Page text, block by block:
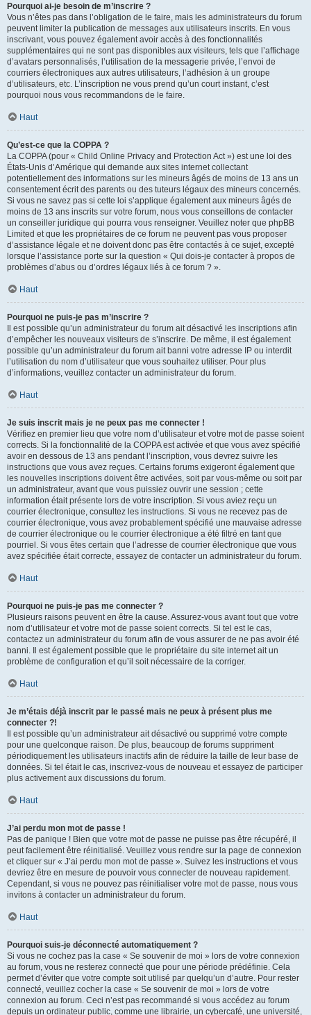
Pourquoi ai-je besoin de m’inscrire ?
Vous n’êtes pas dans l’obligation de le faire, mais les administrateurs du forum
peuvent limiter la publication de messages aux utilisateurs inscrits. En vous
inscrivant, vous pouvez également avoir accès à des fonctionnalités
supplémentaires qui ne sont pas disponibles aux visiteurs, tels que l’affichage
d’avatars personnalisés, l’utilisation de la messagerie privée, l’envoi de
courriers électroniques aux autres utilisateurs, l’adhésion à un groupe
d’utilisateurs, etc. L’inscription ne vous prend qu’un court instant, c’est
pourquoi nous vous recommandons de le faire.
Haut
Qu’est-ce que la COPPA ?
La COPPA (pour « Child Online Privacy and Protection Act ») est une loi des
États-Unis d’Amérique qui demande aux sites internet collectant
potentiellement des informations sur les mineurs âgés de moins de 13 ans un
consentement écrit des parents ou des tuteurs légaux des mineurs concernés.
Si vous ne savez pas si cette loi s’applique également aux mineurs âgés de
moins de 13 ans inscrits sur votre forum, nous vous conseillons de contacter
un conseiller juridique qui pourra vous renseigner. Veuillez noter que phpBB
Limited et que les propriétaires de ce forum ne peuvent pas vous proposer
d’assistance légale et ne doivent donc pas être contactés à ce sujet, excepté
lorsque l’assistance porte sur la question « Qui dois-je contacter à propos de
problèmes d’abus ou d’ordres légaux liés à ce forum ? ».
Haut
Pourquoi ne puis-je pas m’inscrire ?
Il est possible qu’un administrateur du forum ait désactivé les inscriptions afin
d’empêcher les nouveaux visiteurs de s’inscrire. De même, il est également
possible qu’un administrateur du forum ait banni votre adresse IP ou interdit
l’utilisation du nom d’utilisateur que vous souhaitez utiliser. Pour plus
d’informations, veuillez contacter un administrateur du forum.
Haut
Je suis inscrit mais je ne peux pas me connecter !
Vérifiez en premier lieu que votre nom d’utilisateur et votre mot de passe soient
corrects. Si la fonctionnalité de la COPPA est activée et que vous avez spécifié
avoir en dessous de 13 ans pendant l’inscription, vous devrez suivre les
instructions que vous avez reçues. Certains forums exigeront également que
les nouvelles inscriptions doivent être activées, soit par vous-même ou soit par
un administrateur, avant que vous puissiez ouvrir une session ; cette
information était présente lors de votre inscription. Si vous aviez reçu un
courrier électronique, consultez les instructions. Si vous ne recevez pas de
courrier électronique, vous avez probablement spécifié une mauvaise adresse
de courrier électronique ou le courrier électronique a été filtré en tant que
pourriel. Si vous êtes certain que l’adresse de courrier électronique que vous
avez spécifiée était correcte, essayez de contacter un administrateur du forum.
Haut
Pourquoi ne puis-je pas me connecter ?
Plusieurs raisons peuvent en être la cause. Assurez-vous avant tout que votre
nom d’utilisateur et votre mot de passe soient corrects. Si tel est le cas,
contactez un administrateur du forum afin de vous assurer de ne pas avoir été
banni. Il est également possible que le propriétaire du site internet ait un
problème de configuration et qu’il soit nécessaire de la corriger.
Haut
Je m’étais déjà inscrit par le passé mais ne peux à présent plus me
connecter ?!
Il est possible qu’un administrateur ait désactivé ou supprimé votre compte
pour une quelconque raison. De plus, beaucoup de forums suppriment
périodiquement les utilisateurs inactifs afin de réduire la taille de leur base de
données. Si tel était le cas, inscrivez-vous de nouveau et essayez de participer
plus activement aux discussions du forum.
Haut
J’ai perdu mon mot de passe !
Pas de panique ! Bien que votre mot de passe ne puisse pas être récupéré, il
peut facilement être réinitialisé. Veuillez vous rendre sur la page de connexion
et cliquer sur « J’ai perdu mon mot de passe ». Suivez les instructions et vous
devriez être en mesure de pouvoir vous connecter de nouveau rapidement.
Cependant, si vous ne pouvez pas réinitialiser votre mot de passe, nous vous
invitons à contacter un administrateur du forum.
Haut
Pourquoi suis-je déconnecté automatiquement ?
Si vous ne cochez pas la case « Se souvenir de moi » lors de votre connexion
au forum, vous ne resterez connecté que pour une période prédéfinie. Cela
permet d’éviter que votre compte soit utilisé par quelqu’un d’autre. Pour rester
connecté, veuillez cocher la case « Se souvenir de moi » lors de votre
connexion au forum. Ceci n’est pas recommandé si vous accédez au forum
depuis un ordinateur public, comme une librairie, un cybercafé, une université,